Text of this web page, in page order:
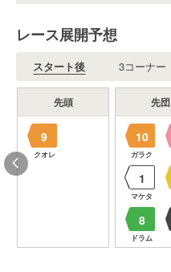
レース展開予想
スタート後 3コーナー
先頭
9
クオレ
先団
10
ガラク
1
マケタ
8
ドラム